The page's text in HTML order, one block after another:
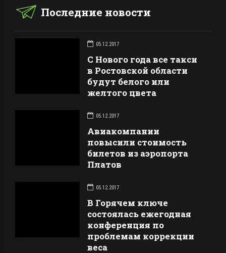
Последние новости
05.12.2017
С Нового года все такси
в Ростовской области
будут белого или
желтого цвета
05.12.2017
Авиакомпании
повысили стоимость
билетов из аэропорта
Платов
05.12.2017
В Горячем ключе
состоялась ежегодная
конференция по
проблемам коррекции
веса